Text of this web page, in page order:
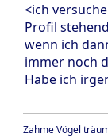
<ich
Profil
wenn ich
immer noch
Habe ich
Zahme Vögel